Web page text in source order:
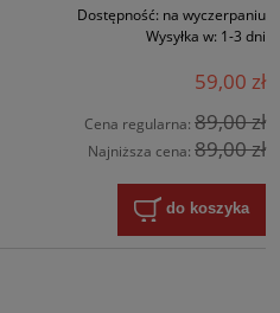
Dostępność: na wyczerpaniu
Wysyłka w: 1-3 dni
59,00 zł
Cena regularna: 89,00 zł
Najniższa cena: 89,00 zł
do koszyka